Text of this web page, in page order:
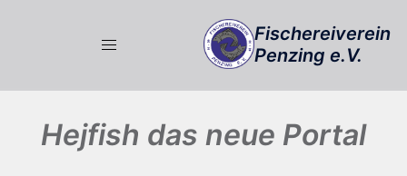
Fischereiverein
Penzing e.V.
Hejfish das neue Portal